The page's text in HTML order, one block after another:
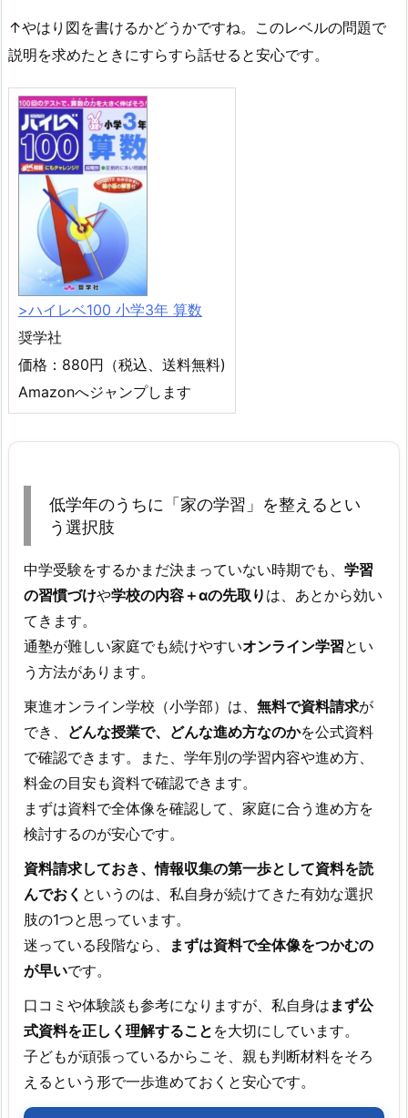
↑やはり図を書けるかどうかですね。このレベルの問題で
説明を求めたときにすらすら話せると安心です。
>ハイレベ100 小学3年 算数
奨学社
価格：880円（税込、送料無料)
Amazonへジャンプします
低学年のうちに「家の学習」を整えるとい
う選択肢
中学受験をするかまだ決まっていない時期でも、 学習
の習慣づけや学校の内容＋αの先取り は、あとから効い
てきます。
通塾が難しい家庭でも続けやすいオンライン学習とい
う方法があります。
東進オンライン学校（小学部）は、 無料で資料請求が
でき、 どんな授業で、どんな進め方なのかを公式資料
で確認できます。また、学年別の学習内容や進め方、
料金の目安も資料で確認できます。
まずは資料で全体像を確認して、家庭に合う進め方を
検討するのが安心です。
資料請求しておき、情報収集の第一歩として資料を読
んでおく というのは、私自身が続けてきた有効な選択
肢の1つと思っています。
迷っている段階なら、
まずは資料で全体像をつかむの
が早いです。
口コミや体験談も参考になりますが、私自身は まず公
式資料を正しく理解すること を大切にしています。
子どもが頑張っているからこそ、親も判断材料をそろ
えるという形で一歩進めておくと安心です。